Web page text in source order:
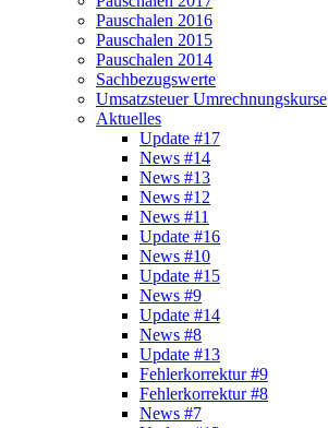
Pauschalen 2016
Pauschalen 2015
Pauschalen 2014
Sach­bezugs­werte
Umsatzsteuer Umrechnungskurse
Aktuelles
Update #17
News #14
News #13
News #12
News #11
Update #16
News #10
Update #15
News #9
Update #14
News #8
Update #13
Fehlerkorrektur #9
Fehlerkorrektur #8
News #7